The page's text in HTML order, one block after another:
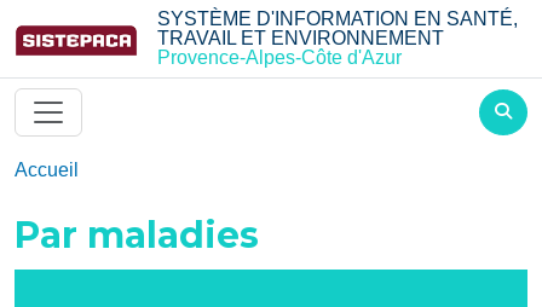
Aller au contenu principalSYSTÈME D'INFORMATION EN SANTÉ,
TRAVAIL ET ENVIRONNEMENT
Provence-Alpes-Côte d'Azur
Accueil
Par maladies